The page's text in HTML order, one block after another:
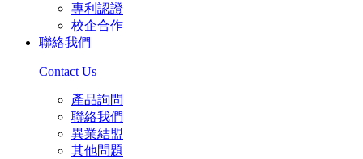
專利認證
校企合作
聯絡我們
Contact Us
產品詢問
聯絡我們
異業結盟
其他問題